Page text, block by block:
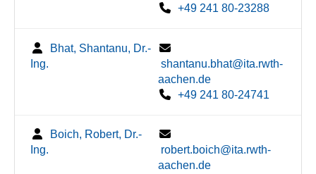
+49 241 80-23288
Bhat, Shantanu, Dr.-
Ing.
shantanu.bhat@ita.rwth-
aachen.de
+49 241 80-24741
Boich, Robert, Dr.-
Ing.
robert.boich@ita.rwth-
aachen.de